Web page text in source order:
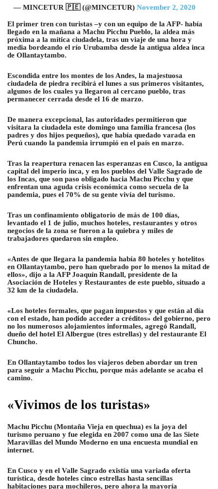
— MINCETUR 🇵🇪 (@MINCETUR) November 2, 2020
El primer tren con turistas –y con un equipo de la AFP- había
llegado en la mañana a Machu Picchu Pueblo, la aldea más
próxima a la mítica ciudadela, tras un viaje de una hora y
media bordeando el río Urubamba desde la antigua aldea inca
de Ollantaytambo.
Escondida entre los montes de los Andes, la majestuosa
ciudadela de piedra recibirá el lunes a sus primeros visitantes,
algunos de los cuales ya llegaron al cercano pueblo, tras
permanecer cerrada desde el 16 de marzo.
De manera excepcional, las autoridades permitieron que
visitara la ciudadela este domingo una familia francesa (los
padres y dos hijos pequeños), que había quedado varada en
Perú cuando la pandemia irrumpió en el país en marzo.
Tras la reapertura renacen las esperanzas en Cusco, la antigua
capital del imperio inca, y en los pueblos del Valle Sagrado de
los Incas, que son paso obligado hacia Machu Picchu y que
enfrentan una aguda crisis económica como secuela de la
pandemia, pues el 70% de su gente vivía del turismo.
Tras un confinamiento obligatorio de más de 100 días,
levantado el 1 de julio, muchos hoteles, restaurantes y otros
negocios de la zona se fueron a la quiebra y miles de
trabajadores quedaron sin empleo.
«Antes de que llegara la pandemia había 80 hoteles y hotelitos
en Ollantaytambo, pero han quebrado por lo menos la mitad de
ellos», dijo a la AFP Joaquín Randall, presidente de la
Asociación de Hoteles y Restaurantes de este pueblo, situado a
32 km de la ciudadela.
«Los hoteles formales, que pagan impuestos y que están al día
con el estado, han podido acceder a créditos» del gobierno, pero
no los numerosos alojamientos informales, agregó Randall,
dueño del hotel El Albergue (tres estrellas) y del restaurante El
Chuncho.
En Ollantaytambo todos los viajeros deben abordar un tren
para seguir a Machu Picchu, porque más adelante se acaba el
camino.
«Vivimos de los turistas»
Machu Picchu (Montaña Vieja en quechua) es la joya del
turismo peruano y fue elegida en 2007 como una de las Siete
Maravillas del Mundo Moderno en una encuesta mundial en
internet.
En Cusco y en el Valle Sagrado existía una variada oferta
turística, desde hoteles cinco estrellas hasta sencillas
habitaciones para mochileros, pero ahora la mayoría